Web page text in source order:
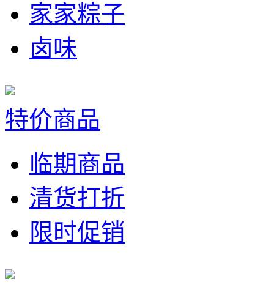
家家粽子
卤味
特价商品
临期商品
清货打折
限时促销